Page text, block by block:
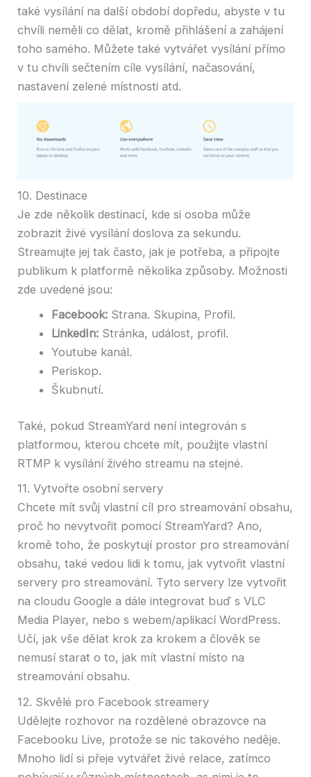
také vysílání na další období dopředu, abyste v tu
chvíli neměli co dělat, kromě přihlášení a zahájení
toho samého. Můžete také vytvářet vysílání přímo
v tu chvíli sečtením cíle vysílání, načasování,
nastavení zelené místnosti atd.
10. Destinace
Je zde několik destinací, kde si osoba může
zobrazit živé vysílání doslova za sekundu.
Streamujte jej tak často, jak je potřeba, a připojte
publikum k platformě několika způsoby. Možnosti
zde uvedené jsou:
Facebook: Strana. Skupina, Profil.
LinkedIn: Stránka, událost, profil.
Youtube kanál.
Periskop.
Škubnutí.
Také, pokud StreamYard není integrován s
platformou, kterou chcete mít, použijte vlastní
RTMP k vysílání živého streamu na stejné.
11. Vytvořte osobní servery
Chcete mít svůj vlastní cíl pro streamování obsahu,
proč ho nevytvořit pomocí StreamYard? Ano,
kromě toho, že poskytují prostor pro streamování
obsahu, také vedou lidi k tomu, jak vytvořit vlastní
servery pro streamování. Tyto servery lze vytvořit
na cloudu Google a dále integrovat buď s VLC
Media Player, nebo s webem/aplikací WordPress.
Učí, jak vše dělat krok za krokem a člověk se
nemusí starat o to, jak mít vlastní místo na
streamování obsahu.
12. Skvělé pro Facebook streamery
Udělejte rozhovor na rozdělené obrazovce na
Facebooku Live, protože se nic takového neděje.
Mnoho lidí si přeje vytvářet živé relace, zatímco